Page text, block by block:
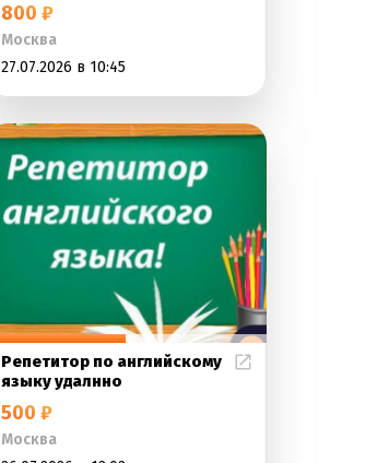
800 ₽
Москва
27.07.2026 в 10:45
Репетитор по английскому
языку удалнно
500 ₽
Москва